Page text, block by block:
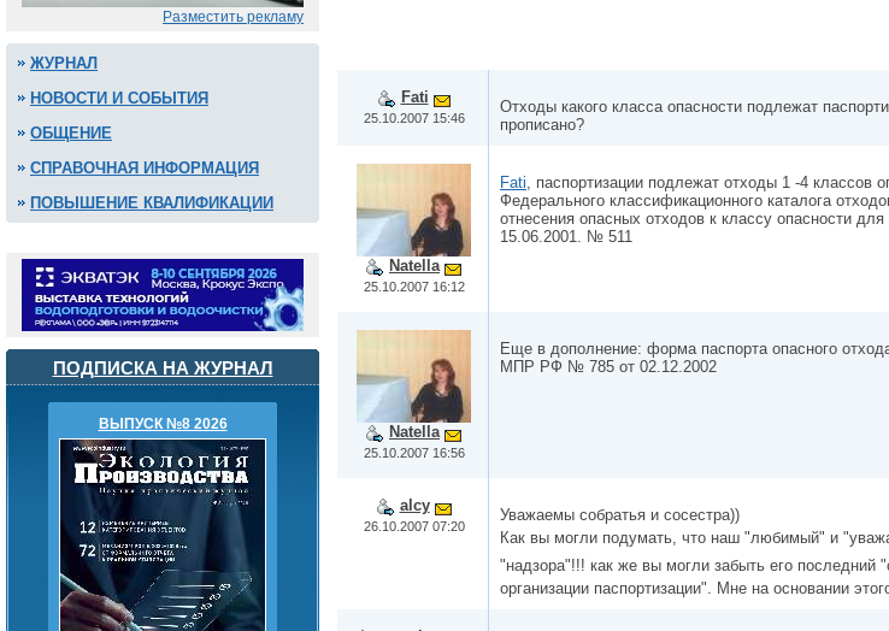
Разместить рекламу
ЖУРНАЛ
НОВОСТИ И СОБЫТИЯ
ОБЩЕНИЕ
СПРАВОЧНАЯ ИНФОРМАЦИЯ
ПОВЫШЕНИЕ КВАЛИФИКАЦИИ
ПОДПИСКА НА ЖУРНАЛ
ВЫПУСК №8 2026
Fati
25.10.2007 15:46
Отходы какого класса опасности подлежат
прописано?
Natella
25.10.2007 16:12
Fati, паспортизации подлежат отходы 1 -4
Федерального классификационного каталога
отнесения опасных отходов к классу опасности
15.06.2001. № 511
Natella
25.10.2007 16:56
Еще в дополнение: форма паспорта опасного
МПР РФ № 785 от 02.12.2002
alcy
26.10.2007 07:20
Уважаемы собратья и сосестра))
Как вы могли подумать, что наш "любимый" и
"надзора"!!! как же вы могли забыть его последний
организации паспортизации". Мне на основании